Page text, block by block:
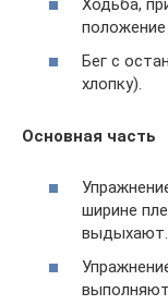
Ходьба,
положение
Бег с
хлопку).
Основная часть
ширине
выдыхают.